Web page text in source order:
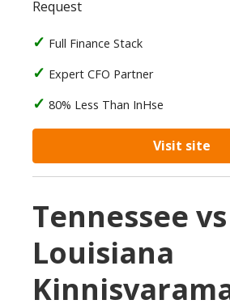
Request
Full Finance Stack
Expert CFO Partner
80% Less Than InHse
Visit site
Tennessee vs
Louisiana